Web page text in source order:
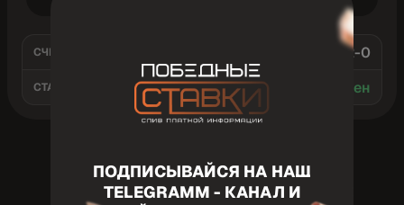
СЧЕТ 2-0
СТАТУС Завершен
ПОДПИСЫВАЙСЯ НА НАШ
TELEGRAMM - КАНАЛ И